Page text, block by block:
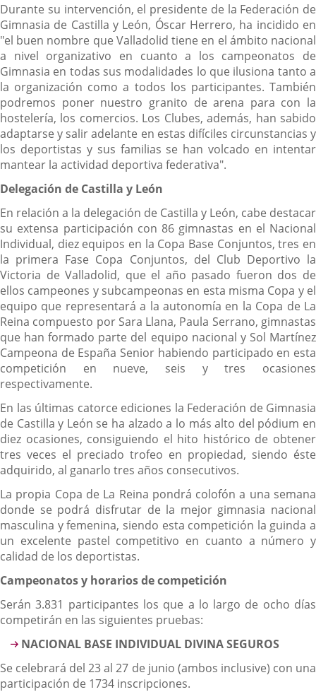
Durante su intervención, el presidente de la Federación de
Gimnasia de Castilla y León, Óscar Herrero, ha incidido en
"el buen nombre que Valladolid tiene en el ámbito nacional
a nivel organizativo en cuanto a los campeonatos de
Gimnasia en todas sus modalidades lo que ilusiona tanto a
la organización como a todos los participantes. También
podremos poner nuestro granito de arena para con la
hostelería, los comercios. Los Clubes, además, han sabido
adaptarse y salir adelante en estas difíciles circunstancias y
los deportistas y sus familias se han volcado en intentar
mantear la actividad deportiva federativa".
Delegación de Castilla y León
En relación a la delegación de Castilla y León, cabe destacar
su extensa participación con 86 gimnastas en el Nacional
Individual, diez equipos en la Copa Base Conjuntos, tres en
la primera Fase Copa Conjuntos, del Club Deportivo la
Victoria de Valladolid, que el año pasado fueron dos de
ellos campeones y subcampeonas en esta misma Copa y el
equipo que representará a la autonomía en la Copa de La
Reina compuesto por Sara Llana, Paula Serrano, gimnastas
que han formado parte del equipo nacional y Sol Martínez
Campeona de España Senior habiendo participado en esta
competición en nueve, seis y tres ocasiones
respectivamente.
En las últimas catorce ediciones la Federación de Gimnasia
de Castilla y León se ha alzado a lo más alto del pódium en
diez ocasiones, consiguiendo el hito histórico de obtener
tres veces el preciado trofeo en propiedad, siendo éste
adquirido, al ganarlo tres años consecutivos.
La propia Copa de La Reina pondrá colofón a una semana
donde se podrá disfrutar de la mejor gimnasia nacional
masculina y femenina, siendo esta competición la guinda a
un excelente pastel competitivo en cuanto a número y
calidad de los deportistas.
Campeonatos y horarios de competición
Serán 3.831 participantes los que a lo largo de ocho días
competirán en las siguientes pruebas:
NACIONAL BASE INDIVIDUAL DIVINA SEGUROS
Se celebrará del 23 al 27 de junio (ambos inclusive) con una
participación de 1734 inscripciones.